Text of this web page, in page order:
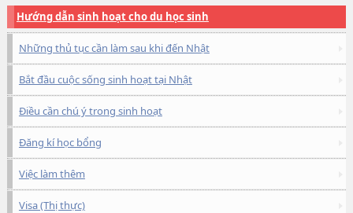
Hướng dẫn sinh hoạt cho du học sinh
Những thủ tục cần làm sau khi đến Nhật
Bắt đầu cuộc sống sinh hoạt tại Nhật
Điều cần chú ý trong sinh hoạt
Đăng kí học bổng
Việc làm thêm
Visa (Thị thực)